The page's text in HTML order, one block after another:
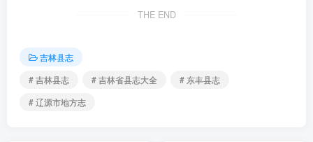
THE END
吉林县志
# 吉林县志
# 吉林省县志大全
# 东丰县志
# 辽源市地方志